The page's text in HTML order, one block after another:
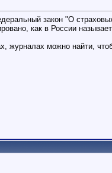
закон "О
как в России
можно найти,